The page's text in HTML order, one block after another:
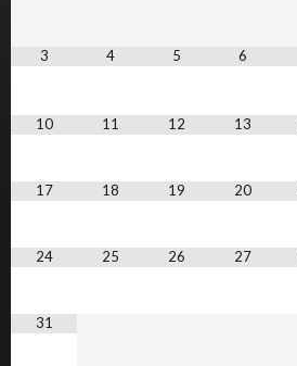
3 4 5 6
10 11 12 13
17 18 19 20
24 25 26 27
31